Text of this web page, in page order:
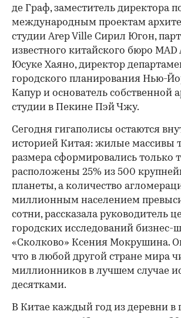
де Граф, заместитель директора
международным проектам
студии Arep Ville Сирил Югон,
известного китайского бюро
Юсуке Хаяно, директор
городского планирования Нью-
Капур и основатель собственной
студии в Пекине Пэй Чжу.
Сегодня гигаполисы остаются
историей Китая: жилые массивы
размера сформировались только
расположены 25% из 500
планеты, а количество
миллионным населением
сотни, рассказала руководитель
городских исследований бизнес-
«Сколково» Ксения Мокрушина.
что в любой другой стране мира
миллионников в лучшем случае
десятками.
В Китае каждый год из деревни в